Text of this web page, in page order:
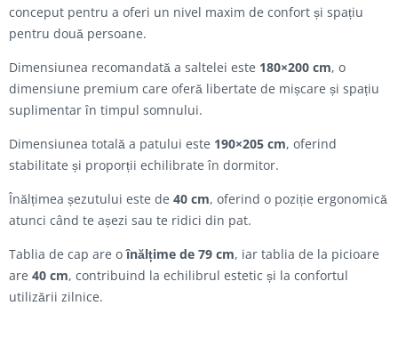
conceput pentru a oferi un nivel maxim de confort și spațiu
pentru două persoane.
Dimensiunea recomandată a saltelei este 180×200 cm, o
dimensiune premium care oferă libertate de mișcare și spațiu
suplimentar în timpul somnului.
Dimensiunea totală a patului este 190×205 cm, oferind
stabilitate și proporții echilibrate în dormitor.
Înălțimea șezutului este de 40 cm, oferind o poziție ergonomică
atunci când te așezi sau te ridici din pat.
Tablia de cap are oînălțime de 79 cm, iar tablia de la picioare
are 40 cm, contribuind la echilibrul estetic și la confortul
utilizării zilnice.